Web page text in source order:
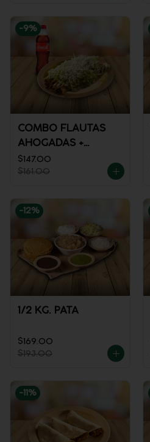
-9%
COMBO FLAUTAS
AHOGADAS +
REFRESCO
$147.00
$161.00
-12%
1/2 KG. PATA
$169.00
$193.00
-11 %